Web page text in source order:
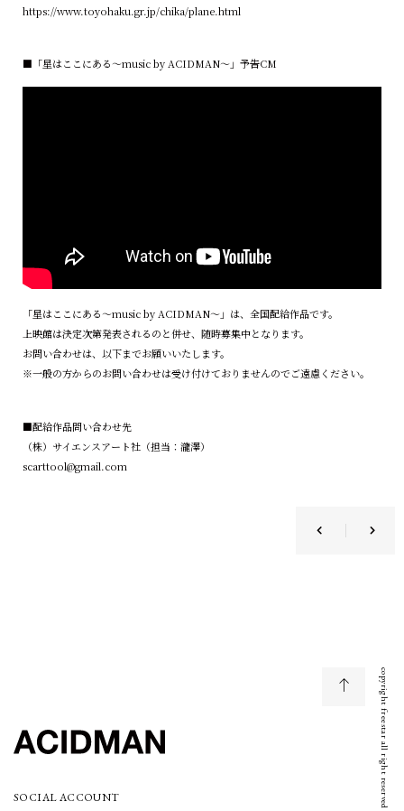
https://www.toyohaku.gr.jp/chika/plane.html
■「星はここにある～music by ACIDMAN～」予告CM
「星はここにある～music by ACIDMAN～」は、全国配給作品です。
上映館は決定次第発表されるのと併せ、随時募集中となります。
お問い合わせは、以下までお願いいたします。
※一般の方からのお問い合わせは受け付けておりませんのでご遠慮ください。
■配給作品問い合わせ先
（株）サイエンスアート社（担当：瀧澤）
scarttool@gmail.com
SOCIAL ACCOUNT copyright freestar all right reserved